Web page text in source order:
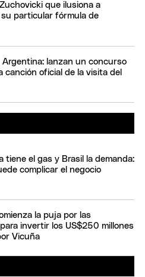
que ilusiona a
particular fórmula de
Argentina: lanzan un concurso
canción oficial de la visita del
tiene el gas y Brasil la demanda:
complicar el negocio
la puja por las
invertir los US$250 millones
Vicuña